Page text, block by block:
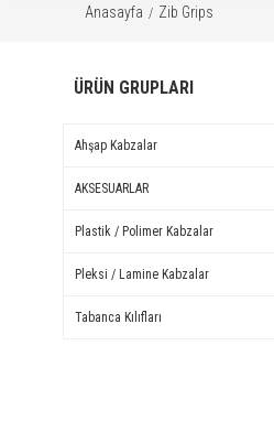
Anasayfa Zib Grips
ÜRÜN GRUPLARI
Ahşap Kabzalar
AKSESUARLAR
Plastik / Polimer Kabzalar
Pleksi / Lamine Kabzalar
Tabanca Kılıfları